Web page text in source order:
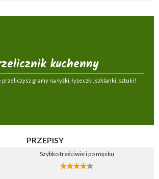
kuchenny
przeliczysz gramy na łyżki, łyżeczki, szklanki, sztuki!
PRZEPISY
Szybko treściwie i po męsku